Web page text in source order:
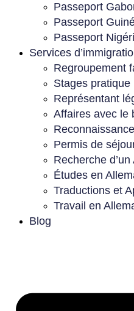
Passeport
Passeport
Passeport
Services
Regroupement
Stages
Représentant
Affaires avec le
Permis de
Recherche
Études en
Traductions et
Travail en
Blog